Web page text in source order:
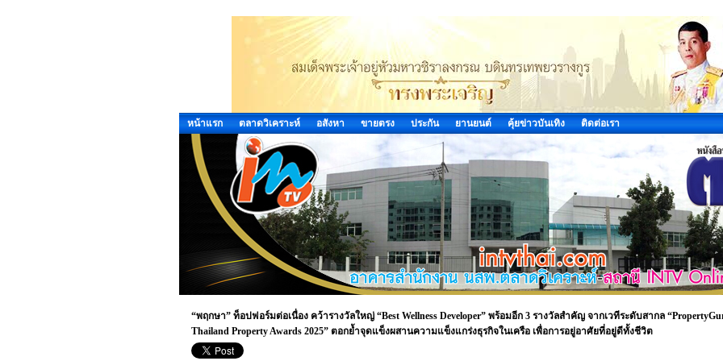
หน้าแรก ตลาดวิเคราะห์ อสังหา ขายตรง ประกัน ยานยนต์ คุ้ยข่าวบันเทิง ติดต่อเรา
“พฤกษา” ท็อปฟอร์มต่อเนื่อง คว้ารางวัลใหญ่ “Best Wellness Developer” พร้อมอีก 3 รางวัลสำคัญ จากเวทีระดับสากล
Thailand Property Awards 2025” ตอกย้ำจุดแข็งผสานความแข็งแกร่งธุรกิจในเครือ เพื่อการอยู่อาศัยที่อยู่ดีทั้งชีวิต